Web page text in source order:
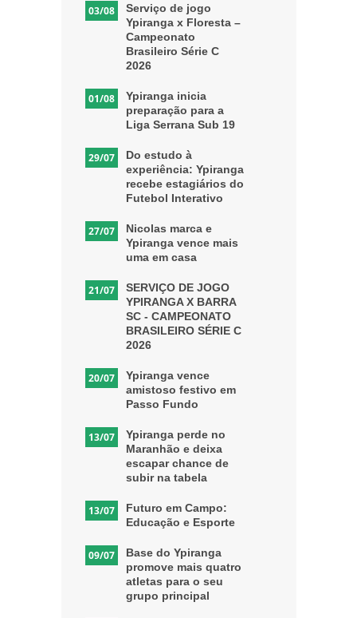
03/08
Serviço de jogo
Ypiranga x Floresta –
Campeonato
Brasileiro Série C
2026
01/08
Ypiranga inicia
preparação para a
Liga Serrana Sub 19
29/07
Do estudo à
experiência: Ypiranga
recebe estagiários do
Futebol Interativo
27/07
Nicolas marca e
Ypiranga vence mais
uma em casa
21/07
SERVIÇO DE JOGO
YPIRANGA X BARRA
SC - CAMPEONATO
BRASILEIRO SÉRIE C
2026
20/07
Ypiranga vence
amistoso festivo em
Passo Fundo
13/07
Ypiranga perde no
Maranhão e deixa
escapar chance de
subir na tabela
13/07
Futuro em Campo:
Educação e Esporte
09/07
Base do Ypiranga
promove mais quatro
atletas para o seu
grupo principal